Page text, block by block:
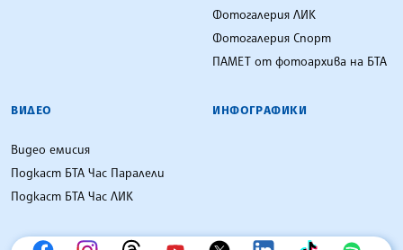
Фотогалерия ЛИК
Фотогалерия Спорт
ПАМЕТ от фотоархива на БТА
ВИДЕО
Видео емисия
Подкаст БТА Час Паралели
Подкаст БТА Час ЛИК
ИНФОГРАФИКИ